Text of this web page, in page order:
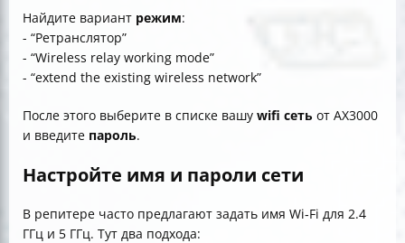
Найдите вариант режим:
- “Ретранслятор”
- “Wireless relay working mode”
- “extend the existing wireless network”
После этого выберите в списке вашу wifi сеть от AX3000
и введите пароль.
Настройте имя и пароли сети
В репитере часто предлагают задать имя Wi‑Fi для 2.4
ГГц и 5 ГГц. Тут два подхода: